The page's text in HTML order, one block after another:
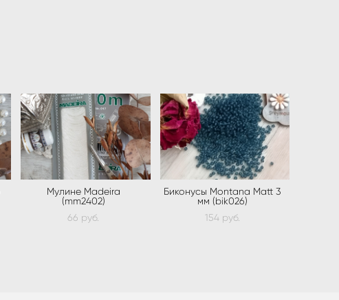
Мулине Madeira
(mm2402)
66 pуб.
Биконусы Montana Matt 3
мм (bik026)
154 pуб.